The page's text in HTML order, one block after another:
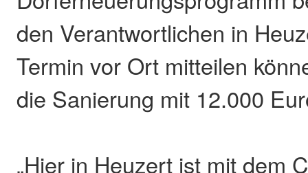
den Verantwortlichen in
Termin vor Ort mitteilen
die Sanierung mit 12.000
„Hier in Heuzert ist mit dem